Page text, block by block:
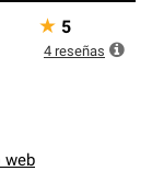
de techos
estrictos
web
★ 5
4 reseñas